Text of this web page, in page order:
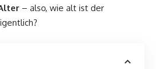
– also, wie alt ist der